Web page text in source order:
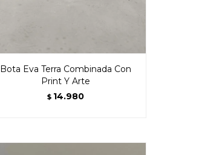
Bota Eva Terra Combinada Con
Print Y Arte
$ 14.980